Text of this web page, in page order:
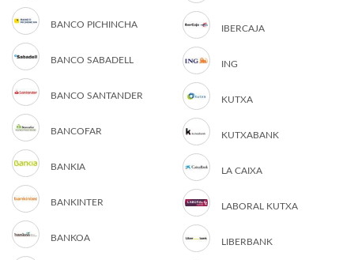
BANCO PICHINCHA
BANCO SABADELL
BANCO SANTANDER
BANCOFAR
BANKIA
BANKINTER
BANKOA
IBERCAJA
ING
KUTXA
KUTXABANK
LA CAIXA
LABORAL KUTXA
LIBERBANK